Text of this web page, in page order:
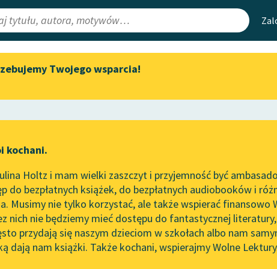
Lektury
redakcyjne
Aktualności
Spotkanie z Katarzyną Tunkiel
do słuchania na Wolnych
Lekturach
Nowy audiobook – „Marzenie
o Oriencie” Sophie Elkan
Kolekcja Nadwyraz.com x
Wolne Lektury – idealna na
Mapa Wolnych
Leśmianator
API
OAI-PMH
Widget
Twojego wsparcia!
kochani.
Holtz i mam wielki zaszczyt i przyjemność być
do bezpłatnych książek, do bezpłatnych audiobooków i
Musimy nie tylko korzystać, ale także wspierać finansowo
nich nie będziemy mieć dostępu do fantastycznej
przydają się naszym dzieciom w szkołach albo nam
dają nam książki. Także kochani, wspierajmy Wolne
Romantyzm✖ Liryka✖